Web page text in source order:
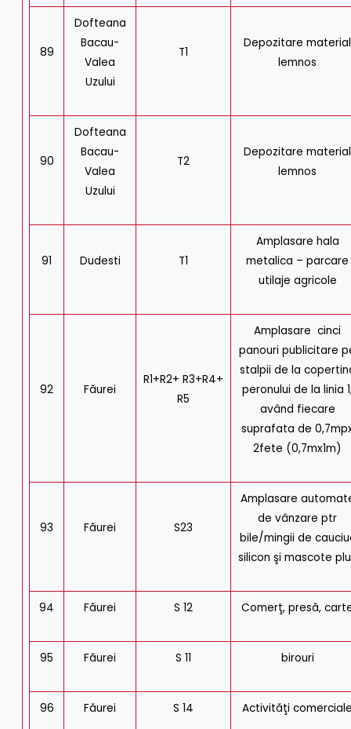
89
Dofteana
Bacau-
Valea
Uzului
T1
Depozitare material
lemnos
90
Dofteana
Bacau-
Valea
Uzului
T2
Depozitare material
lemnos
91 Dudesti T1
Amplasare hala
metalica – parcare
utilaje agricole
92 Făurei
R1+R2+ R3+R4+
R5
Amplasare cinci
panouri publicitare
stalpii de la
peronului de la linia
având fiecare
suprafata de
2fete (0,7mx1m)
93 Făurei S23
Amplasare
de vânzare ptr
bile/mingii de
silicon şi mascote
94 Făurei S 12 Comerţ, presă,
95 Făurei S 11 birouri
96 Făurei S 14 Activităţi